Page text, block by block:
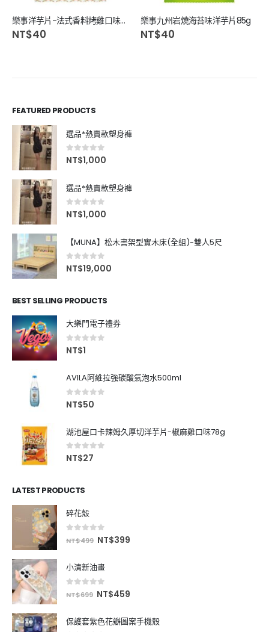
樂事洋芋片-法式香料烤雞口味70g
NT$40
樂事九州岩燒海苔味洋芋片85g
NT$40
FEATURED PRODUCTS
選品*熱賣款塑身褲
0out of 5
NT$1,000
選品*熱賣款塑身褲
0out of 5
NT$1,000
【MUNA】松木書架型實木床(全組)-雙人5尺
0out of 5
NT$19,000
BEST SELLING PRODUCTS
大樂門電子禮券
0out of 5
NT$1
AVILA阿維拉強碳酸氣泡水500ml
0out of 5
NT$50
湖池屋口卡辣姆久厚切洋芋片-椒麻雞口味78g
0out of 5
NT$27
LATEST PRODUCTS
碎花殼
out of 5
NT$499 NT$399
小清新油畫
out of 5
NT$699 NT$459
保護套紫色花瓣圖案手機殼